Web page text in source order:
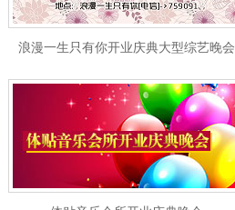
浪漫一生只有你开业庆典大型综艺晚会